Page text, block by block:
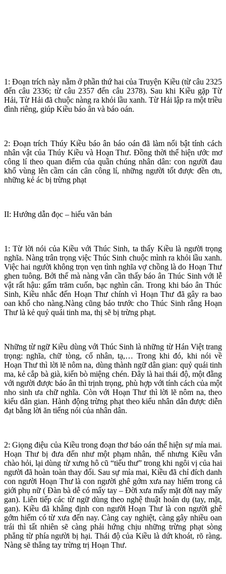
1: Đoạn trích này nằm ở phần thứ hai của Truyện Kiều (từ câu 2325
đến câu 2336; từ câu 2357 đến câu 2378). Sau khi Kiều gặp Từ
Hải, Từ Hải đã chuộc nàng ra khỏi lầu xanh. Từ Hải lập ra một triều
đình riêng, giúp Kiều báo ân và báo oán.
2: Đoạn trích Thúy Kiều báo ân báo oán đã làm nổi bật tính cách
nhân vật của Thúy Kiều và Hoạn Thư. Đồng thời thể hiện ước mơ
công lí theo quan điểm của quần chúng nhân dân: con người đau
khổ vùng lên cầm cán cân công lí, những người tốt được đền ơn,
những kẻ ác bị trừng phạt
II: Hướng dẫn đọc – hiểu văn bản
1: Từ lời nói của Kiều với Thúc Sinh, ta thấy Kiều là người trọng
nghĩa. Nàng trân trọng việc Thúc Sinh chuộc mình ra khỏi lầu xanh.
Việc hai người không trọn vẹn tình nghĩa vợ chồng là do Hoạn Thư
ghen tuông. Bởi thế mà nàng vẫn cần thấy báo ân Thúc Sinh với lễ
vật rất hậu: gấm trăm cuốn, bạc nghìn cân. Trong khi báo ân Thúc
Sinh, Kiều nhắc đến Hoạn Thư chính vì Hoạn Thư đã gây ra bao
oan khổ cho nàng.Nàng cũng báo trước cho Thúc Sinh rằng Hoạn
Thư là kẻ quỷ quái tinh ma, thị sẽ bị trừng phạt.
Những từ ngữ Kiều dùng với Thúc Sinh là những từ Hán Việt trang
trọng: nghĩa, chữ tòng, cố nhân, tạ,… Trong khi đó, khi nói về
Hoạn Thư thì lời lẽ nôm na, dùng thành ngữ dân gian: quỷ quái tinh
ma, kẻ cắp bà già, kiến bò miệng chén. Đây là hai thái độ, một đằng
với người được báo ân thì trịnh trọng, phù hợp với tính cách của một
nho sinh ưa chữ nghĩa. Còn với Hoạn Thư thì lời lẽ nôm na, theo
kiểu dân gian. Hành động trừng phạt theo kiểu nhân dân được diễn
đạt bằng lời ăn tiếng nói của nhân dân.
2: Giọng điệu của Kiều trong đoạn thơ báo oán thể hiện sự mỉa mai.
Hoạn Thư bị đưa đến như một phạm nhân, thế nhưng Kiều vẫn
chào hỏi, lại dùng từ xưng hô cũ “tiểu thư” trong khi ngôi vị của hai
người đã hoàn toàn thay đổi. Sau sự mỉa mai, Kiều đã chỉ đích danh
con người Hoạn Thư là con người ghê gớm xưa nay hiếm trong cả
giới phụ nữ ( Đàn bà dễ có mấy tay – Đời xưa mấy mặt đời nay mấy
gan). Liên tiếp các từ ngữ dùng theo nghệ thuật hoán dụ (tay, mặt,
gan). Kiều đã khẳng định con người Hoạn Thư là con người ghê
gớm hiếm có từ xưa đến nay. Càng cay nghiệt, càng gây nhiều oan
trái thì tất nhiên sẽ càng phải hứng chịu những trừng phạt sòng
phẳng từ phía người bị hại. Thái độ của Kiều là dứt khoát, rõ ràng.
Nàng sẽ thẳng tay trừng trị Hoạn Thư.